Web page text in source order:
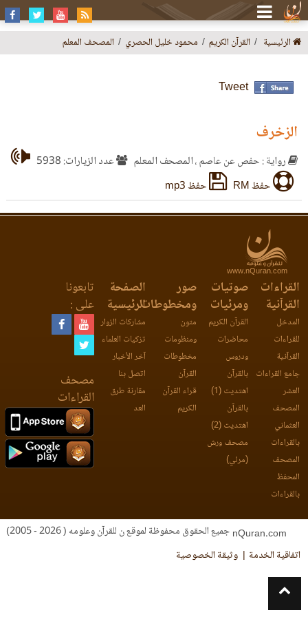
الرئيسية القرآن الكريم محمود خليل الحصري المصحف المعلم
Tweet
الزخرف
رواية : حفص عن عاصم ، المصحف المعلم
عدد الزيارات: 5938
حفظ RM
حفظ mp3
www.nQuran.com
القراءات
القرآنية
المدخل
للقراءات
القرآنية
جامع القراءات
العشر
المصحف
العثماني
بالقراءات
المصحف
المحفظ
بالقراءات
صوتيات
ومرئيات
القرآن الكريم
محاضرات
ودروس
بالقرآن
اهتديت (1)
بالقرآن
اهتديت (2)
مصحف ورش
(مرئي)
صور
ومخطوطات
متون
ومنظومات
مخطوطات
القرآن
قراء القرآن
الكريم
الصفحة
الرئيسية
مشاركات الزوار
تزكيات العلماء
آخر الأخبار
اتصل بنا
مقارنة طرق
العد
تابعونا
على :
مصحف
القراءات
جميع الحقوق محفوظة لموقع ن للقرآن وعلومه ( 2026 - 2005)
اتفاقية الخدمة
وثيقة الخصوصية